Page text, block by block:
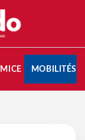
MICE MOBILITÉS